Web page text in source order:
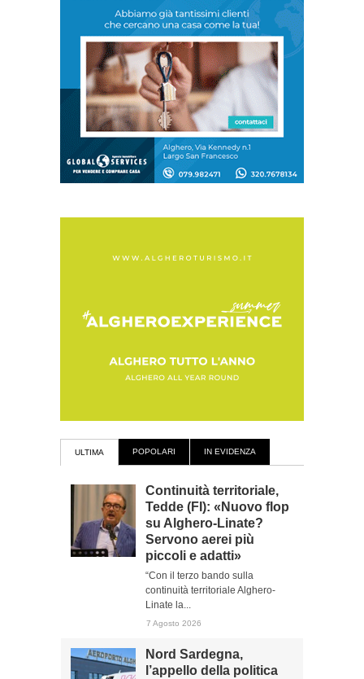
ULTIMA POPOLARI IN EVIDENZA
Continuità territoriale,
Tedde (FI): «Nuovo flop
su Alghero-Linate?
Servono aerei più
piccoli e adatti»
“Con il terzo bando sulla
continuità territoriale Alghero-
Linate la...
7 Agosto 2026
Nord Sardegna,
l’appello della politica